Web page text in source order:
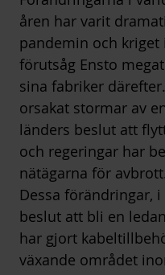
åren har varit
pandemin och
förutsåg Ensto
sina fabriker
orsakat stormar av
länders beslut att
och regeringar har
nätägarna för avbrott.
Dessa förändringar,
beslut att bli en
har gjort
växande området